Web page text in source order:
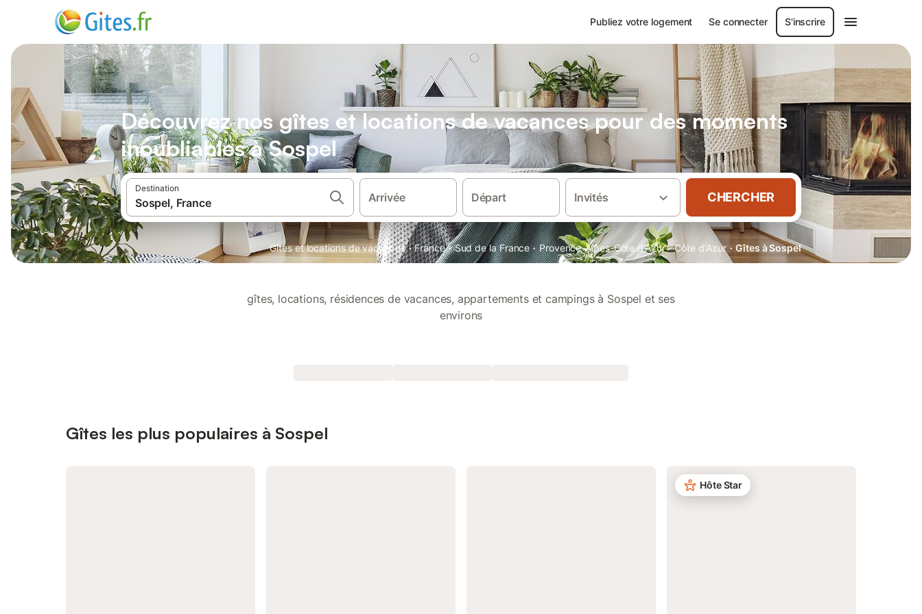
Publiez votre logement Se connecter S'inscrire
Découvrez nos gîtes et locations de vacances pour des moments
inoubliables à Sospel
Destination
Arrivée Départ Invités CHERCHER
Gîtes et locations de vacances · France · Sud de la France · Provence-Alpes-Côte d'Azur · Côte d'Azur · Gîtes à Sospel
gîtes, locations, résidences de vacances, appartements et campings à Sospel et ses
environs
Gîtes les plus populaires à Sospel
Hôte Star